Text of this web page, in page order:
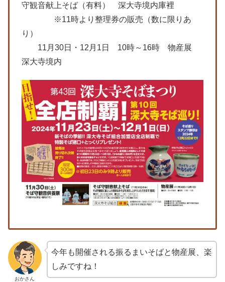
守観音献上そば（有料） 深大寺境内庫裡
※11時より整理券の販売（数に限りあ
り）
11月30日・12月1日 10時～16時 物産展
深大寺境内
おかさん
今年も開催される振るまいそばと物産展、楽
しみですね！